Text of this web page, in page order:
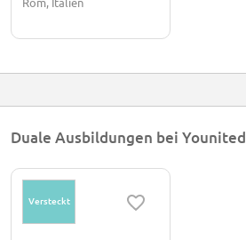
Duale Ausbildungen bei Younited
Versteckt